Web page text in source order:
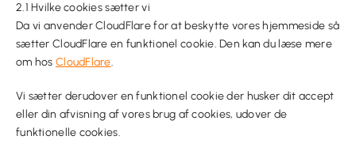
2.1 Hvilke cookies sætter vi
Da vi anvender CloudFlare for at beskytte vores hjemmeside så
sætter CloudFlare en funktionel cookie. Den kan du læse mere
om hos CloudFlare.
Vi sætter derudover en funktionel cookie der husker dit accept
eller din afvisning af vores brug af cookies, udover de
funktionelle cookies.